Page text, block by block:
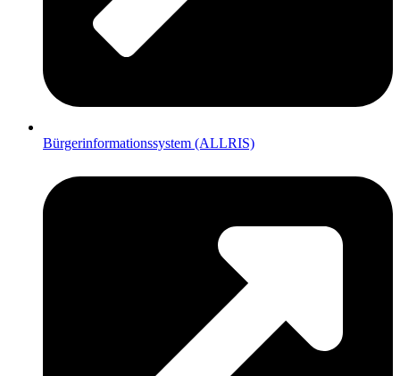
Bürgerinformationssystem (ALLRIS)